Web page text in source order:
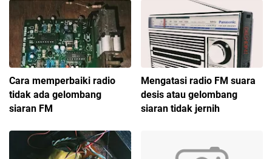
Cara memperbaiki radio
tidak ada gelombang
siaran FM
Mengatasi radio FM suara
desis atau gelombang
siaran tidak jernih